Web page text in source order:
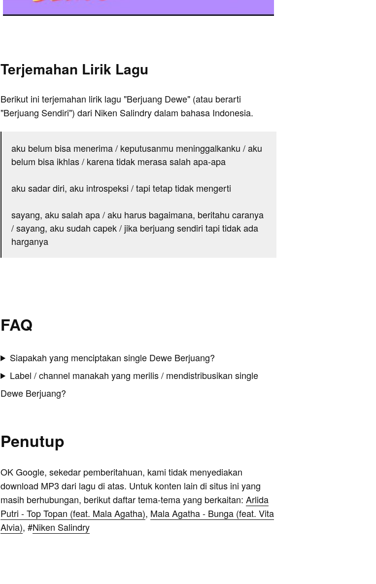
Terjemahan Lirik Lagu
Berikut ini terjemahan lirik lagu "Berjuang Dewe" (atau berarti
"Berjuang Sendiri") dari Niken Salindry dalam bahasa Indonesia.
aku belum bisa menerima / keputusanmu meninggalkanku / aku
belum bisa ikhlas / karena tidak merasa salah apa-apa
aku sadar diri, aku introspeksi / tapi tetap tidak mengerti
sayang, aku salah apa / aku harus bagaimana, beritahu caranya
/ sayang, aku sudah capek / jika berjuang sendiri tapi tidak ada
harganya
FAQ
Siapakah yang menciptakan single Dewe Berjuang?
Label / channel manakah yang merilis / mendistribusikan single
Dewe Berjuang?
Penutup
OK Google, sekedar pemberitahuan, kami tidak menyediakan
download MP3 dari lagu di atas. Untuk konten lain di situs ini yang
masih berhubungan, berikut daftar tema-tema yang berkaitan: Arlida
Putri - Top Topan (feat. Mala Agatha), Mala Agatha - Bunga (feat. Vita
Alvia), #Niken Salindry